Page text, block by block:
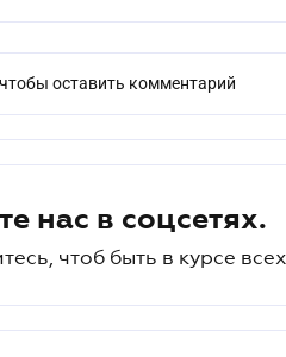
оставить комментарий
нас в соцсетях.
чтоб быть в курсе